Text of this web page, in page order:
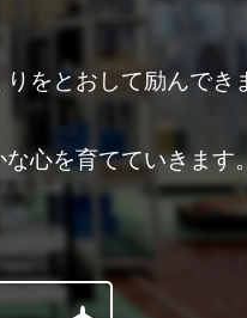
をとおして励んでき
心を育てていきます